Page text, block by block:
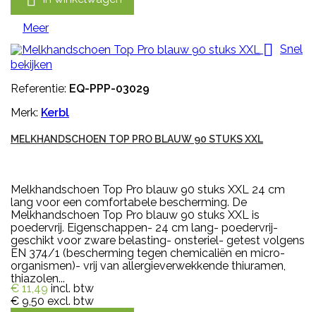
Meer
 Snel
bekijken
Referentie: EQ-PPP-03029
Merk: Kerbl
MELKHANDSCHOEN TOP PRO BLAUW 90 STUKS XXL
Melkhandschoen Top Pro blauw 90 stuks XXL 24 cm
lang voor een comfortabele bescherming. De
Melkhandschoen Top Pro blauw 90 stuks XXL is
poedervrij. Eigenschappen- 24 cm lang- poedervrij-
geschikt voor zware belasting- onsteriel- getest volgens
EN 374/1 (bescherming tegen chemicaliën en micro-
organismen)- vrij van allergieverwekkende thiuramen,
thiazolen...
€ 11,49 incl. btw
€ 9,50 excl. btw